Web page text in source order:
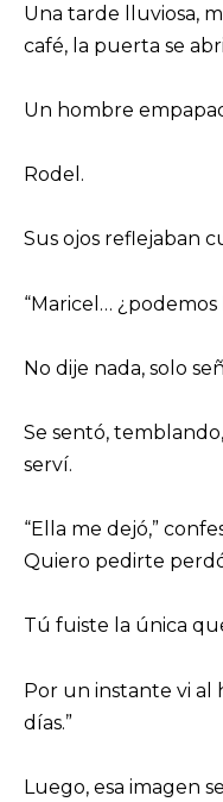
Una tarde lluviosa,
café, la puerta se
Un hombre
Rodel.
Sus ojos reflejaban
“Maricel… ¿podemos
No dije nada, solo
Se sentó,
serví.
“Ella me dejó,”
Quiero pedirte
Tú fuiste la única
Por un instante vi al
días.”
Luego, esa imagen